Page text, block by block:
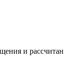
и рассчитан